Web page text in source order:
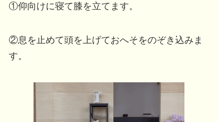
①仰向けに寝て膝を立てます。
②息を止めて頭を上げておへそをのぞき込みま
す。